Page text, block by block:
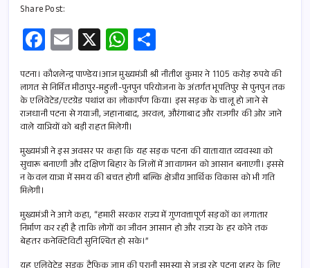
Share Post:
Fa
ce
b
o
o
k
E
m
ail
X W
h
at
s
A
p
p
h
ar
e
पटना। कौशलेन्द्र पाण्डेय।आज मुख्यमंत्री श्री नीतीश कुमार ने 1105 करोड़ रुपये की
लागत से निर्मित मीठापुर-महुली-पुनपुन परियोजना के अंतर्गत भूपतिपुर से पुनपुन तक
के एलिवेटेड/एटग्रेड पथांश का लोकार्पण किया। इस सड़क के चालू हो जाने से
राजधानी पटना से गयाजी, जहानाबाद, अरवल, औरंगाबाद और राजगीर की ओर जाने
वाले यात्रियों को बड़ी राहत मिलेगी।
मुख्यमंत्री ने इस अवसर पर कहा कि यह सड़क पटना की यातायात व्यवस्था को
सुचारू बनाएगी और दक्षिण बिहार के जिलों में आवागमन को आसान बनाएगी। इससे
न केवल यात्रा में समय की बचत होगी बल्कि क्षेत्रीय आर्थिक विकास को भी गति
मिलेगी।
मुख्यमंत्री ने आगे कहा, “हमारी सरकार राज्य में गुणवत्तापूर्ण सड़कों का लगातार
निर्माण कर रही है ताकि लोगों का जीवन आसान हो और राज्य के हर कोने तक
बेहतर कनेक्टिविटी सुनिश्चित हो सके।”